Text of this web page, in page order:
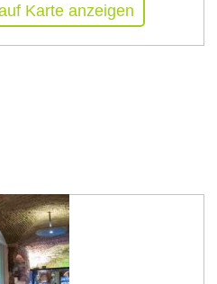
Karte anzeigen